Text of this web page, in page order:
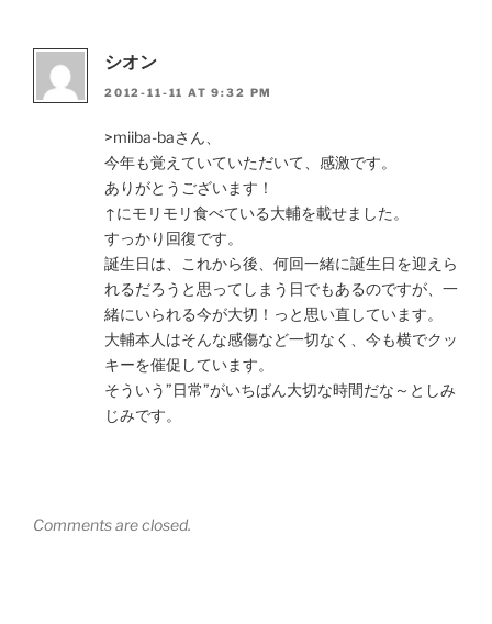
シオン
2012-11-11 AT 9:32 PM
>miiba-baさん、
今年も覚えていていただいて、感激です。
ありがとうございます！
↑にモリモリ食べている大輔を載せました。
すっかり回復です。
誕生日は、これから後、何回一緒に誕生日を迎えら
れるだろうと思ってしまう日でもあるのですが、一
緒にいられる今が大切！っと思い直しています。
大輔本人はそんな感傷など一切なく、今も横でクッ
キーを催促しています。
そういう”日常”がいちばん大切な時間だな～としみ
じみです。
Comments are closed.